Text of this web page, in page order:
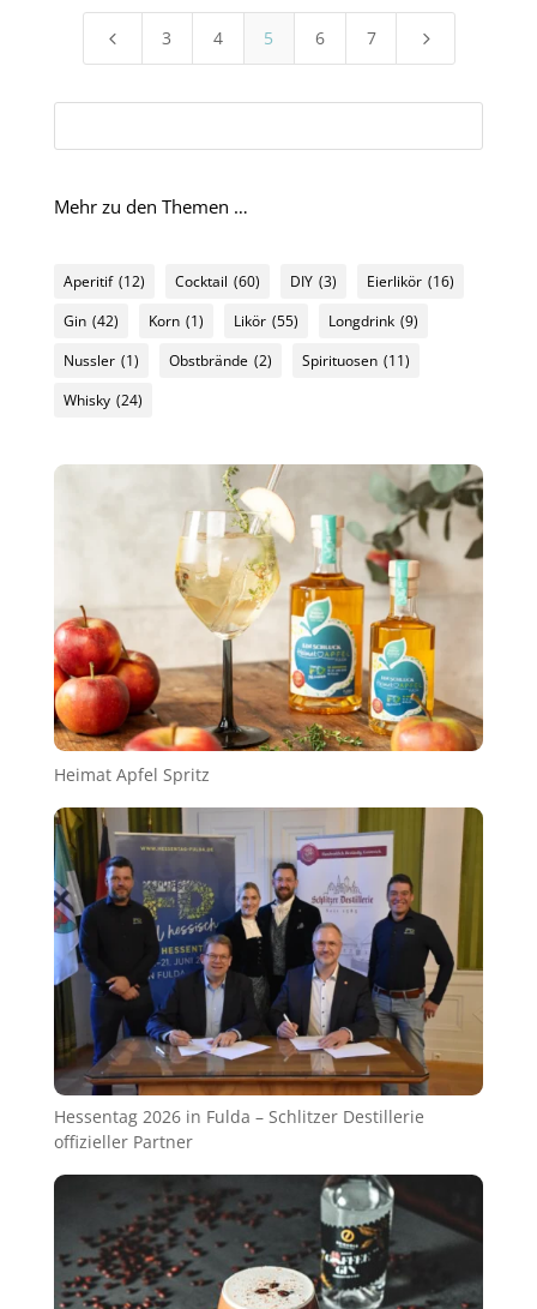
4 3 4 5 6 7 5
Mehr zu den Themen …
Aperitif (12) Cocktail (60) DIY (3) Eierlikör (16)
Gin (42) Korn (1) Likör (55) Longdrink (9)
Nussler (1) Obstbrände (2) Spirituosen (11)
Whisky (24)
Heimat Apfel Spritz
Hessentag 2026 in Fulda – Schlitzer Destillerie
offizieller Partner